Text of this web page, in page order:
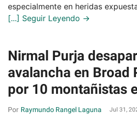
especialmente en heridas
Nirmal Purja
avalancha en Broad
por 10 montañistas
Raymundo Rangel Laguna Jul 31,